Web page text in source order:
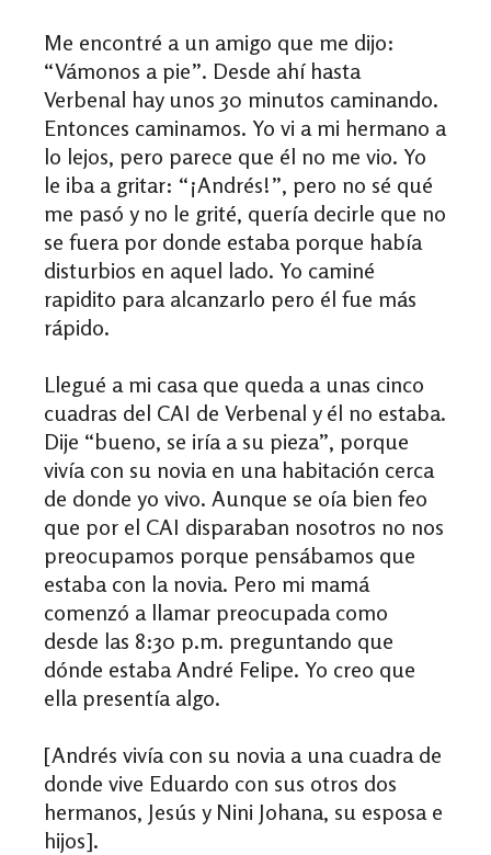
Me encontré a un amigo que me dijo:
“Vámonos a pie”. Desde ahí hasta
Verbenal hay unos 30 minutos caminando.
Entonces caminamos. Yo vi a mi hermano a
lo lejos, pero parece que él no me vio. Yo
le iba a gritar: “¡Andrés!”, pero no sé qué
me pasó y no le grité, quería decirle que no
se fuera por donde estaba porque había
disturbios en aquel lado. Yo caminé
rapidito para alcanzarlo pero él fue más
rápido.
Llegué a mi casa que queda a unas cinco
cuadras del CAI de Verbenal y él no estaba.
Dije “bueno, se iría a su pieza”, porque
vivía con su novia en una habitación cerca
de donde yo vivo. Aunque se oía bien feo
que por el CAI disparaban nosotros no nos
preocupamos porque pensábamos que
estaba con la novia. Pero mi mamá
comenzó a llamar preocupada como
desde las 8:30 p.m. preguntando que
dónde estaba André Felipe. Yo creo que
ella presentía algo.
[Andrés vivía con su novia a una cuadra de
donde vive Eduardo con sus otros dos
hermanos, Jesús y Nini Johana, su esposa e
hijos].